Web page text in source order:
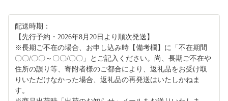
配送時期：
【先行予約・2026年8月20日より順次発送】
※長期ご不在の場合、お申し込み時【備考欄】に「不在期間
〇〇/〇〇～〇〇/〇〇」とご記入ください。尚、長期ご不在や
住所の誤り等、寄附者様のご都合により、返礼品をお受け取
りいただけなかった場合、返礼品の再発送はいたしかねま
す。